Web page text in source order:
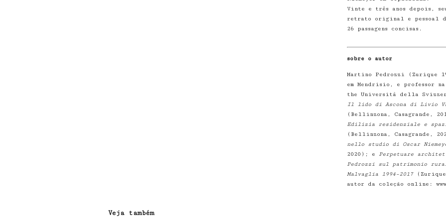
Vinte e três anos depois,
retrato original e pessoal
26 passagens concisas.
sobre o autor
Martino Pedrozzi (Zurique
em Mendrisio, e professor
the Università della
Il lido di Ascona di Livio
(Bellinzona, Casagrande,
Edilizia residenziale e
(Bellinzona, Casagrande,
nello studio di Oscar
2020); e Perpetuare
Pedrozzi sul patrimonio
Malvaglia 1994–2017
autor da coleção online:
Veja também